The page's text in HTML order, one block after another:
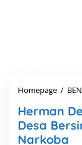
Homepage /
Herman
Desa
Narkoba